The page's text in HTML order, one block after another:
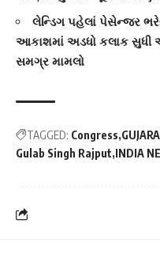
લેન્ડિગ પહેલાં પેસેન્જર
આકાશમાં અડધો કલાક સુધી
સમગ્ર મામલો
TAGGED: Congress
Gulab Singh Rajput INDIA